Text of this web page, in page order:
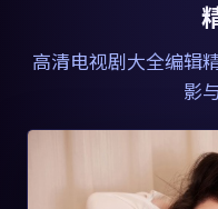
高清电视剧大全编辑
影